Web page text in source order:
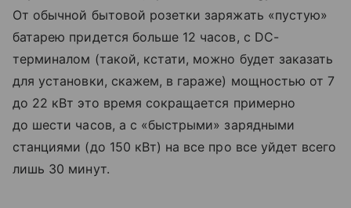
От обычной бытовой розетки заряжать «пустую»
батарею придется больше 12 часов, с DC-
терминалом (такой, кстати, можно будет заказать
для установки, скажем, в гараже) мощностью от 7
до 22 кВт это время сокращается примерно
до шести часов, а с «быстрыми» зарядными
станциями (до 150 кВт) на все про все уйдет всего
лишь 30 минут.